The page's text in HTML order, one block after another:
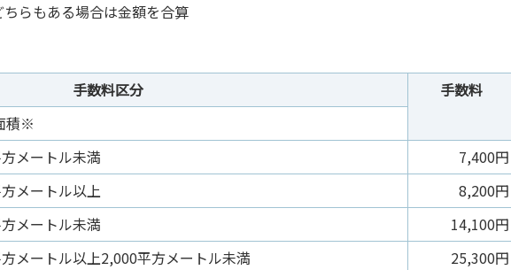
らもある場合は金額を合算
手数料区分
手数料
積※
メートル未満
7,400円
メートル以上
8,200円
メートル未満
14,100円
メートル以上2,000平方メートル未満
25,300円